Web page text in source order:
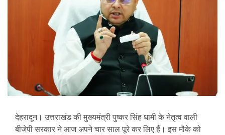
देहरादून। उत्तराखंड की मुख्यमंत्री पुष्कर सिंह धामी के नेतृत्व वाली
बीजेपी सरकार ने आज अपने चार साल पूरे कर लिए हैं। इस मौके को